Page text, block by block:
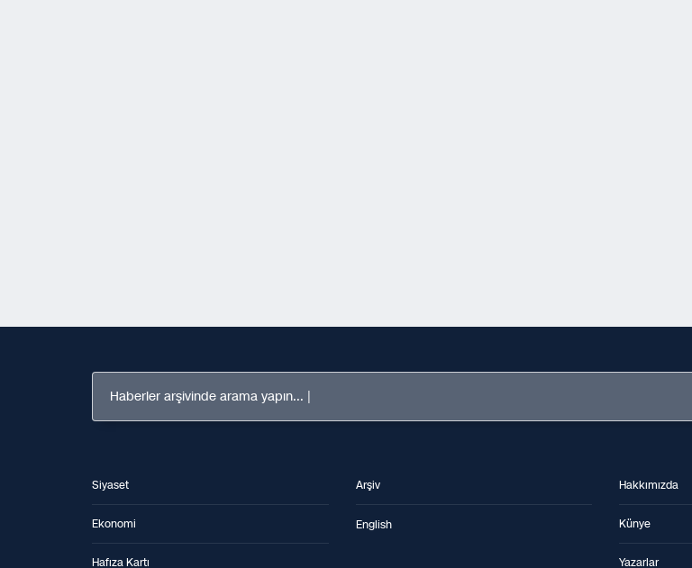
Haberler arşivinde arama yapın...
Siyaset
Ekonomi
Hafıza Kartı
Arşiv
English
Hakkımızda
Künye
Yazarlar